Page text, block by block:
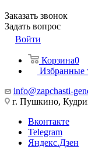
Заказать звонок
Задать вопрос
Войти
Корзина0
Избранные
info@zapchasti-
г. Пушкино,
Вконтакте
Telegram
Яндекс.Дзен